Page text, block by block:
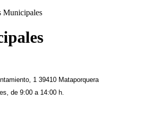
Municipales
1 39410 Mataporquera
de 9:00 a 14:00 h.